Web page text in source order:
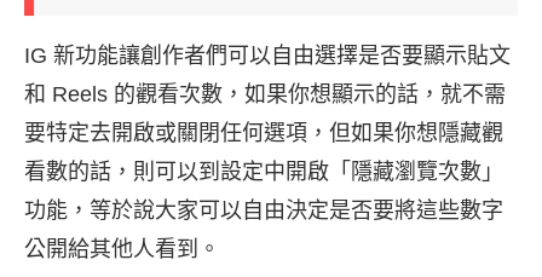
IG 新功能讓創作者們可以自由選擇是否要顯示貼文
和 Reels 的觀看次數，如果你想顯示的話，就不需
要特定去開啟或關閉任何選項，但如果你想隱藏觀
看數的話，則可以到設定中開啟「隱藏瀏覽次數」
功能，等於說大家可以自由決定是否要將這些數字
公開給其他人看到。